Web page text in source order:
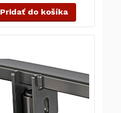
Pridať do košíka